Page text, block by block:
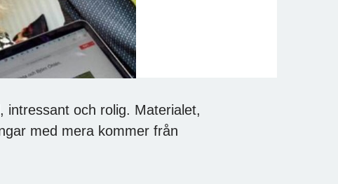
intressant och rolig. Materialet,
med mera kommer från